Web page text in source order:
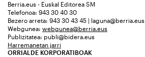
Berria.eus - Euskal Editorea SM
Telefonoa: 943 30 40 30
Bezero arreta: 943 30 43 45 | laguna@berria.eus
Webgunea: webgunea@berria.eus
Publizitatea: publi@bidera.eus
Harremanetan jarri
ORRIALDE KORPORATIBOAK